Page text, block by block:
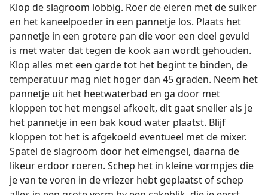
Klop de slagroom lobbig. Roer de eieren met de suiker
en het kaneelpoeder in een pannetje los. Plaats het
pannetje in een grotere pan die voor een deel gevuld
is met water dat tegen de kook aan wordt gehouden.
Klop alles met een garde tot het begint te binden, de
temperatuur mag niet hoger dan 45 graden. Neem het
pannetje uit het heetwaterbad en ga door met
kloppen tot het mengsel afkoelt, dit gaat sneller als je
het pannetje in een bak koud water plaatst. Blijf
kloppen tot het is afgekoeld eventueel met de mixer.
Spatel de slagroom door het eimengsel, daarna de
likeur erdoor roeren. Schep het in kleine vormpjes die
je van te voren in de vriezer hebt geplaatst of schep